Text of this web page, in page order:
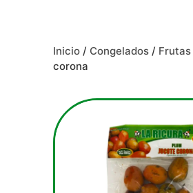
Inicio / Congelados / Frutas
corona